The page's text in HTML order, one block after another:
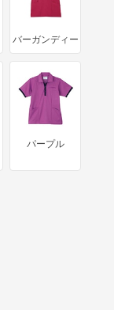
バーガンディー
パープル